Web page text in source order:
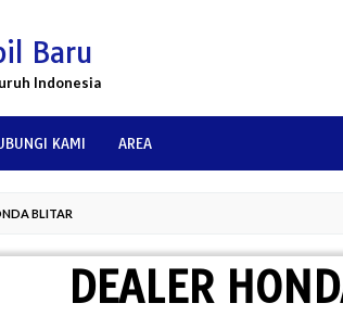
Baru
Indonesia
KAMI AREA
BLITAR
DEALER